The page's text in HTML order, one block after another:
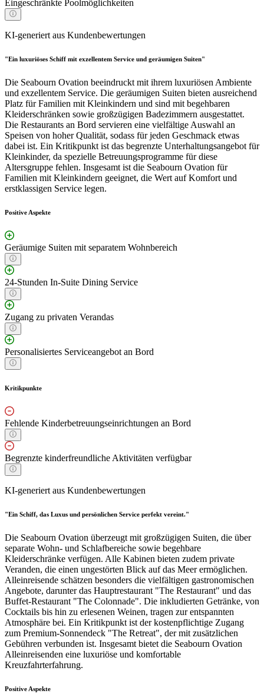
Eingeschränkte Poolmöglichkeiten
KI-generiert aus Kundenbewertungen
"Ein luxuriöses Schiff mit exzellentem Service und geräumigen Suiten"
Die Seabourn Ovation beeindruckt mit ihrem luxuriösen Ambiente
und exzellentem Service. Die geräumigen Suiten bieten ausreichend
Platz für Familien mit Kleinkindern und sind mit begehbaren
Kleiderschränken sowie großzügigen Badezimmern ausgestattet.
Die Restaurants an Bord servieren eine vielfältige Auswahl an
Speisen von hoher Qualität, sodass für jeden Geschmack etwas
dabei ist. Ein Kritikpunkt ist das begrenzte Unterhaltungsangebot für
Kleinkinder, da spezielle Betreuungsprogramme für diese
Altersgruppe fehlen. Insgesamt ist die Seabourn Ovation für
Familien mit Kleinkindern geeignet, die Wert auf Komfort und
erstklassigen Service legen.
Positive Aspekte
Geräumige Suiten mit separatem Wohnbereich
24-Stunden In-Suite Dining Service
Zugang zu privaten Verandas
Personalisiertes Serviceangebot an Bord
Kritikpunkte
Fehlende Kinderbetreuungseinrichtungen an Bord
Begrenzte kinderfreundliche Aktivitäten verfügbar
KI-generiert aus Kundenbewertungen
"Ein Schiff, das Luxus und persönlichen Service perfekt vereint."
Die Seabourn Ovation überzeugt mit großzügigen Suiten, die über
separate Wohn- und Schlafbereiche sowie begehbare
Kleiderschränke verfügen. Alle Kabinen bieten zudem private
Veranden, die einen ungestörten Blick auf das Meer ermöglichen.
Alleinreisende schätzen besonders die vielfältigen gastronomischen
Angebote, darunter das Hauptrestaurant "The Restaurant" und das
Buffet-Restaurant "The Colonnade". Die inkludierten Getränke, von
Cocktails bis hin zu erlesenen Weinen, tragen zur entspannten
Atmosphäre bei. Ein Kritikpunkt ist der kostenpflichtige Zugang
zum Premium-Sonnendeck "The Retreat", der mit zusätzlichen
Gebühren verbunden ist. Insgesamt bietet die Seabourn Ovation
Alleinreisenden eine luxuriöse und komfortable
Kreuzfahrterfahrung.
Positive Aspekte